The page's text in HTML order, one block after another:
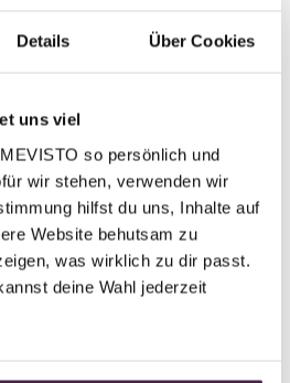
Details Über Cookies
uns viel
so persönlich und
wir stehen, verwenden wir
hilfst du uns, Inhalte auf
Website behutsam zu
was wirklich zu dir passt.
deine Wahl jederzeit
Bestattungsinstitut